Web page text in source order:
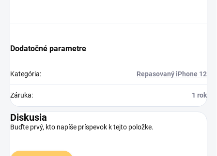
Dodatočné parametre
Kategória: Repasovaný iPhone 12
Záruka: 1 rok
Diskusia
Buďte prvý, kto napíše príspevok k tejto položke.